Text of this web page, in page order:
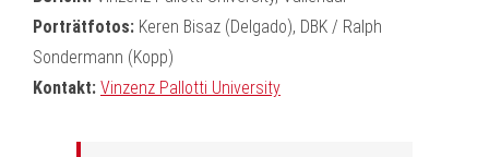
Porträtfotos: Keren Bisaz (Delgado), DBK / Ralph
Sondermann (Kopp)
Kontakt: Vinzenz Pallotti University